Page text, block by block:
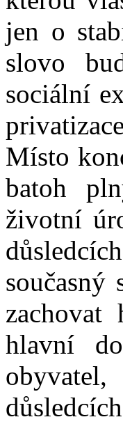
jen o
slovo
sociální
Místo
batoh
životní
současný
zachovat
hlavní